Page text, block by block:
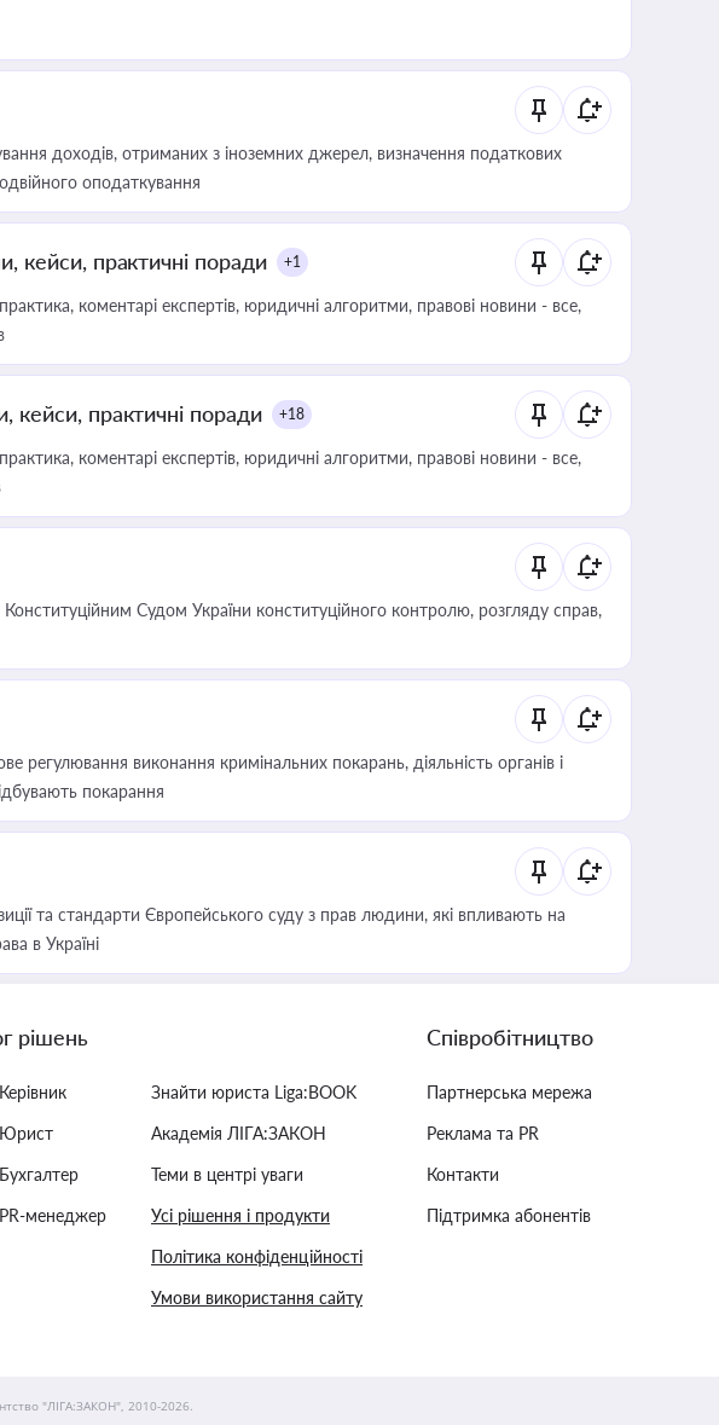
доходів, отриманих з іноземних джерел, визначення податкових
оподаткування
кейси, практичні поради +1
коментарі експертів, юридичні алгоритми, правові новини - все,
кейси, практичні поради +18
коментарі експертів, юридичні алгоритми, правові новини - все,
Судом України конституційного контролю, розгляду справ,
регулювання виконання кримінальних покарань, діяльність органів і
покарання
та стандарти Європейського суду з прав людини, які впливають на
в Україні
рішень
Юрист
менеджер
Знайти юриста Liga:BOOK
Академія ЛІГА:ЗАКОН
Теми в центрі уваги
Усі рішення і продукти
Політика конфіденційності
Умови використання сайту
Співробітництво
Партнерська мережа
Реклама та PR
Контакти
Підтримка абонентів
"ЛІГА:ЗАКОН", 2010-2026.